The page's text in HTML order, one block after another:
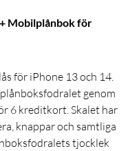
Mobilplånbok för
för iPhone 13 och 14.
genom
6 kreditkort. Skalet har
knappar och samtliga
tjocklek